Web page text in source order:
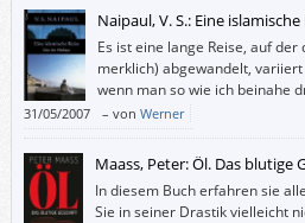
Naipaul, V. S.: Eine islamische
Es ist eine lange Reise, auf
merklich) abgewandelt,
wenn man so wie ich beinahe
Buch fertigzulesen: Es ist
fort interessant.
31/05/2007 – von Werner
Maass, Peter: Öl. Das blutige
In diesem Buch erfahren sie
Sie in seiner Drastik vielleicht